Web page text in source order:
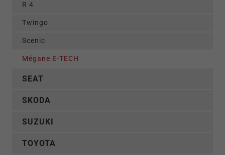
R 4
Twingo
Scenic
Mégane E-TECH
SEAT
SKODA
SUZUKI
TOYOTA